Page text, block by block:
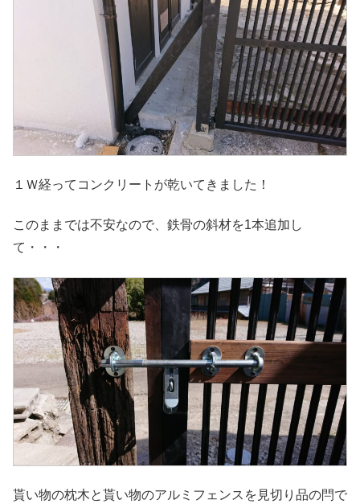
１Ｗ経ってコンクリートが乾いてきました！
このままでは不安なので、鉄骨の斜材を1本追加し
て・・・
貰い物の枕木と貰い物のアルミフェンスを見切り品の閂で